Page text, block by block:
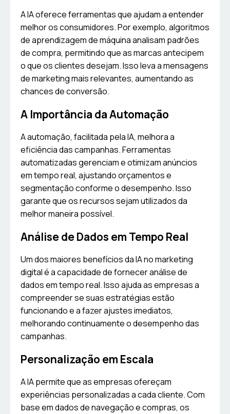
A IA oferece ferramentas que ajudam a entender
melhor os consumidores. Por exemplo, algoritmos
de aprendizagem de máquina analisam padrões
de compra, permitindo que as marcas antecipem
o que os clientes desejam. Isso leva a mensagens
de marketing mais relevantes, aumentando as
chances de conversão.
A Importância da Automação
A automação, facilitada pela IA, melhora a
eficiência das campanhas. Ferramentas
automatizadas gerenciam e otimizam anúncios
em tempo real, ajustando orçamentos e
segmentação conforme o desempenho. Isso
garante que os recursos sejam utilizados da
melhor maneira possível.
Análise de Dados em Tempo Real
Um dos maiores benefícios da IA no marketing
digital é a capacidade de fornecer análise de
dados em tempo real. Isso ajuda as empresas a
compreender se suas estratégias estão
funcionando e a fazer ajustes imediatos,
melhorando continuamente o desempenho das
campanhas.
Personalização em Escala
A IA permite que as empresas ofereçam
experiências personalizadas a cada cliente. Com
base em dados de navegação e compras, os